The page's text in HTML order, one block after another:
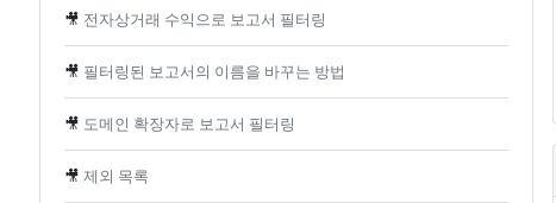
🎥 전자상거래 수익으로 보고서 필터링
🎥 필터링된 보고서의 이름을 바꾸는 방법
🎥 도메인 확장자로 보고서 필터링
🎥 제외 목록